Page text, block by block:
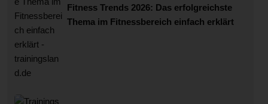
Fitness Trends 2026: Das erfolgreichste
Thema im Fitnessbereich einfach erklärt